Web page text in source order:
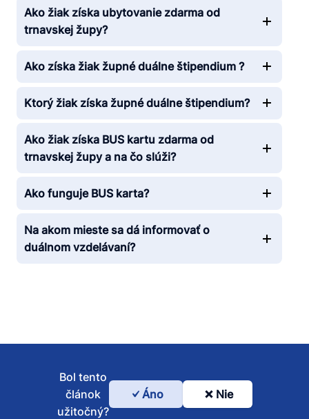
Ako žiak získa ubytovanie zdarma od
trnavskej župy?
Ako získa žiak župné duálne štipendium ?
Ktorý žiak získa župné duálne štipendium?
Ako žiak získa BUS kartu zdarma od
trnavskej župy a na čo slúži?
Ako funguje BUS karta?
Na akom mieste sa dá informovať o
duálnom vzdelávaní?
Bol
Bol tento
článok
užitočný?
Áno Nie